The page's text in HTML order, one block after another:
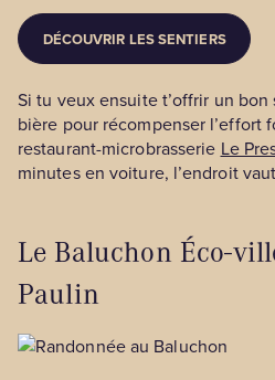
DÉCOUVRIR LES SENTIERS
Si tu veux ensuite t’offrir un
bière pour récompenser l’effort
restaurant-microbrasserie Le
minutes en voiture, l’endroit
Le Baluchon Éco-
Paulin